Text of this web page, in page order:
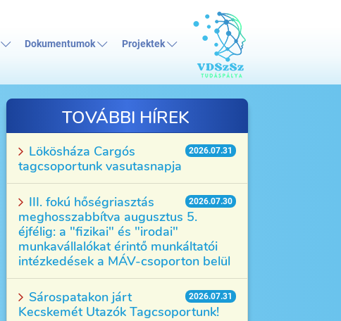
Dokumentumok Projektek
TOVÁBBI HÍREK
2026.07.31
Lökösháza Cargós
tagcsoportunk vasutasnapja
2026.07.30
III. fokú hőségriasztás
meghosszabbítva augusztus 5.
éjfélig: a "fizikai" és "irodai"
munkavállalókat érintő munkáltatói
intézkedések a MÁV-csoporton belül
2026.07.31
Sárospatakon járt
Kecskemét Utazók Tagcsoportunk!